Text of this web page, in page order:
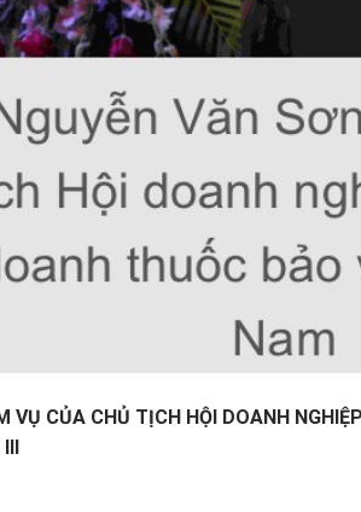
VỤ CỦA CHỦ TỊCH HỘI DOANH